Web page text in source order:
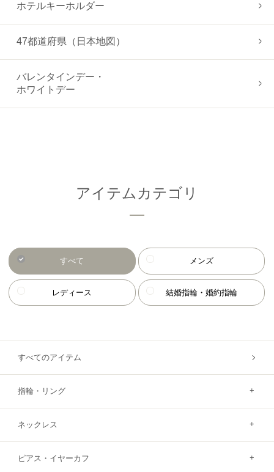
ホテルキーホルダー
47都道府県（日本地図）
バレンタインデー・
ホワイトデー
アイテムカテゴリ
すべて メンズ
レディース 結婚指輪・婚約指輪
すべてのアイテム
指輪・リング
ネックレス
ピアス・イヤーカフ